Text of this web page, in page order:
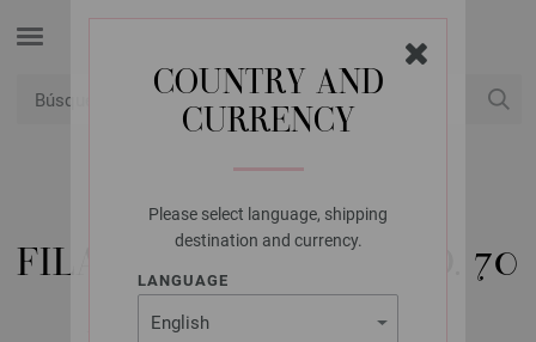
COUNTRY AND
CURRENCY
Please select language, shipping
destination and currency.
LANGUAGE
LANA GROSSA
FILATI HANDSTRICK NO. 70
(HOME) - KNITTING